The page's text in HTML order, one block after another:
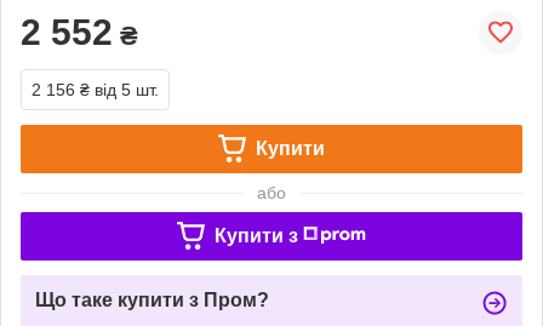
2 552 ₴
2 156 ₴ від 5 шт.
Купити
або
Купити з
Що таке купити з Пром?